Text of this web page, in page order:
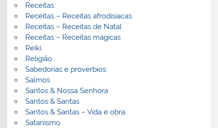
Receitas
Receitas – Receitas afrodisiacas
Receitas – Receitas de Natal
Receitas – Receitas mágicas
Reiki
Religião
Sabedorias e proverbios
Salmos
Santos & Nossa Senhora
Santos & Santas
Santos & Santas – Vida e obra
Satanismo